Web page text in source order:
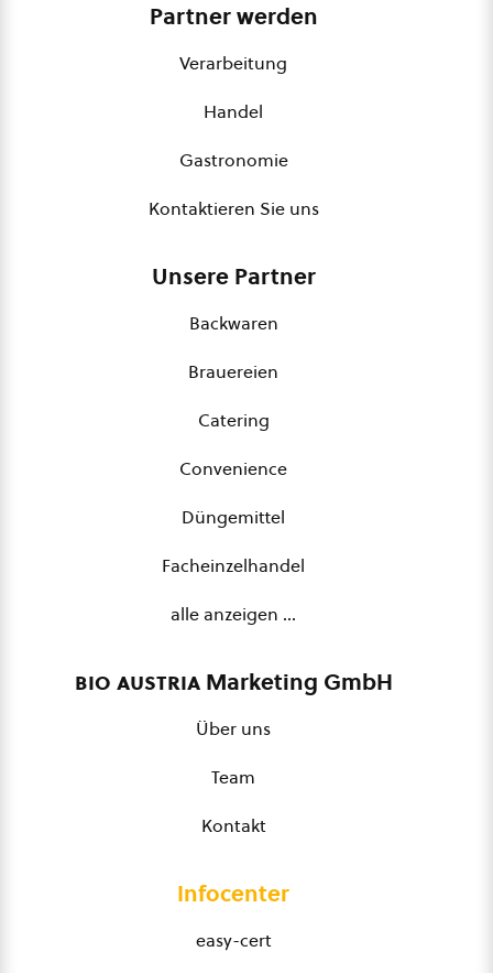
Partner werden
Verarbeitung
Handel
Gastronomie
Kontaktieren Sie uns
Unsere Partner
Backwaren
Brauereien
Catering
Convenience
Düngemittel
Facheinzelhandel
alle anzeigen …
bio austriaMarketing GmbH
Über uns
Team
Kontakt
Infocenter
easy-cert